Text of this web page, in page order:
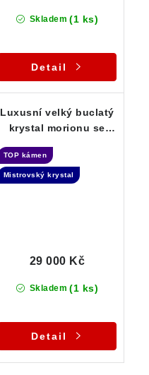
Skladem (1 ks)
Detail
Luxusní velký buclatý
krystal morionu se
Samoléčitel
TOP kámen
Mistrovský krystal
Skladem (1 ks)
29 000 Kč
Detail